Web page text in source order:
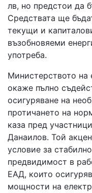
лв, но предстои да
Средствата ще
текущи и
възобновяеми
употреба.
Министерството на
окаже пълно
осигуряване на
протичането на
каза пред
Данаилов. Той
условие за
предвидимост в
ЕАД, които
мощности на